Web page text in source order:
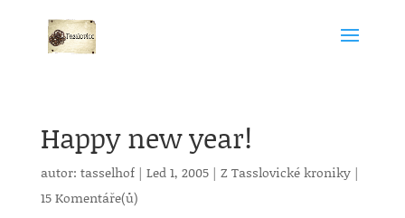
Happy new year!
autor: tasselhof| Led 1, 2005| Z Tasslovické kroniky|
15 Komentáře(ů)